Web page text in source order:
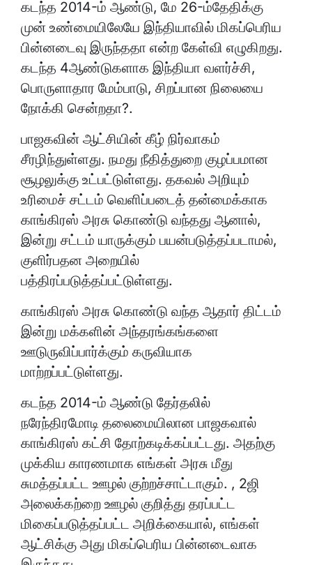
கடந்த 2014-ம் ஆண்டு, மே 26-ம்தேதிக்கு
முன் உண்மையிலேயே இந்தியாவில் மிகப்பெரிய
பின்னடைவு இருந்ததா என்ற கேள்வி எழுகிறது.
கடந்த 4ஆண்டுகளாக இந்தியா வளர்ச்சி,
பொருளாதார மேம்பாடு, சிறப்பான நிலையை
நோக்கி சென்றதா?.
பாஜகவின் ஆட்சியின் கீழ் நிர்வாகம்
சீரழிந்துள்ளது. நமது நீதித்துறை குழப்பமான
சூழலுக்கு உட்பட்டுள்ளது. தகவல் அறியும்
உரிமைச் சட்டம் வெளிப்படைத் தன்மைக்காக
காங்கிரஸ் அரசு கொண்டு வந்தது ஆனால்,
இன்று சட்டம் யாருக்கும் பயன்படுத்தப்படாமல்,
குளிர்பதன அறையில்
பத்திரப்படுத்தப்பட்டுள்ளது.
காங்கிரஸ் அரசு கொண்டு வந்த ஆதார் திட்டம்
இன்று மக்களின் அந்தரங்கங்களை
ஊடுருவிப்பார்க்கும் கருவியாக
மாற்றப்பட்டுள்ளது.
கடந்த 2014-ம் ஆண்டு தேர்தலில்
நரேந்திரமோடி தலைமையிலான பாஜகவால்
காங்கிரஸ் கட்சி தோற்கடிக்கப்பட்டது. அதற்கு
முக்கிய காரணமாக எங்கள் அரசு மீது
சுமத்தப்பட்ட ஊழல் குற்றச்சாட்டாகும். , 2ஜி
அலைக்கற்றை ஊழல் குறித்து தரப்பட்ட
மிகைப்படுத்தப்பட்ட அறிக்கையால், எங்கள்
ஆட்சிக்கு அது மிகப்பெரிய பின்னடைவாக